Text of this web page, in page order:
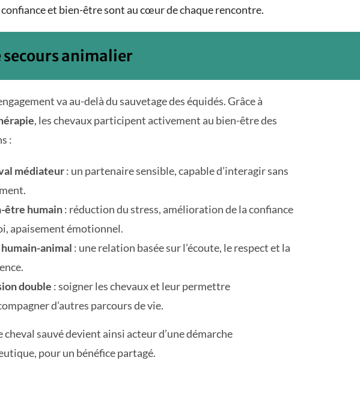
confiance et bien-être sont au cœur de chaque rencontre.
animalier
va au-delà du sauvetage des équidés. Grâce à
, les chevaux participent activement au bien-être des
:
médiateur: un partenaire sensible, capable d’interagir sans
être humain: réduction du stress, amélioration de la confiance
apaisement émotionnel.
animal : une relation basée sur l’écoute, le respect et la
double : soigner les chevaux et leur permettre
d’autres parcours de vie.
cheval sauvé devient ainsi acteur d’une démarche
pour un bénéfice partagé.